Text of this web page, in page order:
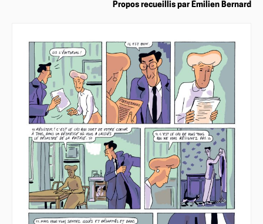
Propos recueillis par Émilien Bernard